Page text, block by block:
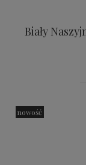
Biały
nowość